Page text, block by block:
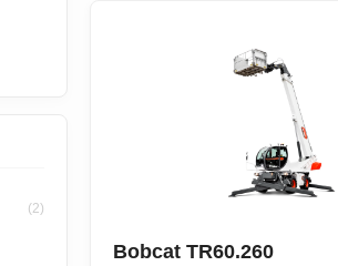
(2)
Bobcat TR60.260